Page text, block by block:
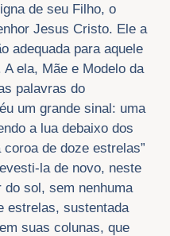
de seu Filho, o
Jesus Cristo. Ele a
adequada para aquele
ela, Mãe e Modelo da
palavras do
um grande sinal: uma
a lua debaixo dos
de doze estrelas”
la de novo, neste
sol, sem nenhuma
estrelas, sustentada
suas colunas, que